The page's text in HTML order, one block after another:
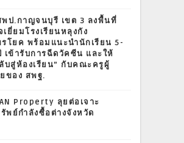
ป.กาญจนบุรี เขต 3 ลงพื้นที่
เยี่ยมโรงเรียนหลุงกัง
รโยค พร้อมแนะนำนักเรียน 5-
เข้ารับการฉีดวัคซีน และให้
บสู่ห้องเรียน” กับคณะครูผู้
ของ สพฐ.
Property ลุยต่อเจาะ
พย์กำลังซื้อต่างจังหวัด